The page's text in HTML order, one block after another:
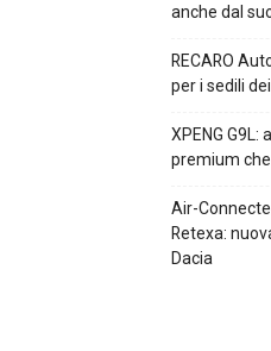
anche dal
RECARO
per i sedili
XPENG G9L:
premium
Air-
Retexa:
Dacia